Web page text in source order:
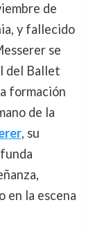
de
y fallecido
se
del Ballet
formación
de la
, su
en la escena